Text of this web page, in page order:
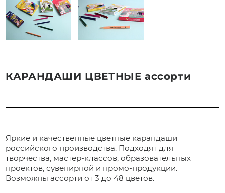
КАРАНДАШИ ЦВЕТНЫЕ ассорти
Яркие и качественные цветные карандаши
российского производства. Подходят для
творчества, мастер-классов, образовательных
проектов, сувенирной и промо-продукции.
Возможны ассорти от 3 до 48 цветов.